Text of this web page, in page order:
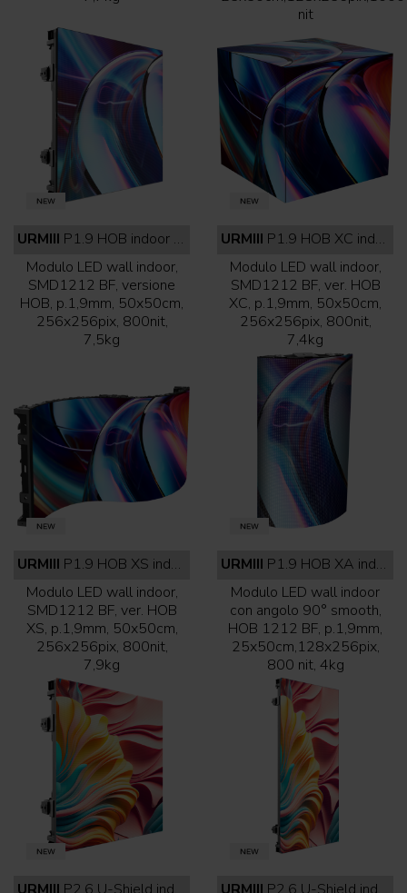
nit
URMIII P1.9 HOB indoor full black
Modulo LED wall indoor,
SMD1212 BF, versione
HOB, p.1,9mm, 50x50cm,
256x256pix, 800nit,
7,5kg
URMIII P1.9 HOB XC indoor full black
Modulo LED wall indoor,
SMD1212 BF, ver. HOB
XC, p.1,9mm, 50x50cm,
256x256pix, 800nit,
7,4kg
URMIII P1.9 HOB XS indoor full black
Modulo LED wall indoor,
SMD1212 BF, ver. HOB
XS, p.1,9mm, 50x50cm,
256x256pix, 800nit,
7,9kg
URMIII P1.9 HOB XA indoor full black
Modulo LED wall indoor
con angolo 90° smooth,
HOB 1212 BF, p.1,9mm,
25x50cm,128x256pix,
800 nit, 4kg
URMIII P2.6 U-Shield indoor 50x50 cm full black
URMIII P2.6 U-Shield indoor 50x100 cm full black